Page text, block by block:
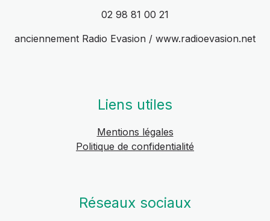
02 98 81 00 21
anciennement Radio Evasion / www.radioevasion.net
Liens utiles
Mentions légales
Politique de confidentialité
Réseaux sociaux